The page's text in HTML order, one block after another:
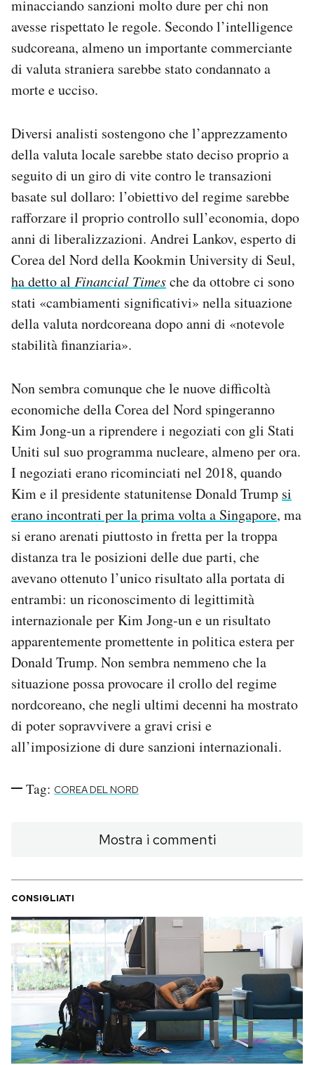
minacciando sanzioni molto dure per chi non
avesse rispettato le regole. Secondo l’intelligence
sudcoreana, almeno un importante commerciante
di valuta straniera sarebbe stato condannato a
morte e ucciso.
Diversi analisti sostengono che l’apprezzamento
della valuta locale sarebbe stato deciso proprio a
seguito di un giro di vite contro le transazioni
basate sul dollaro: l’obiettivo del regime sarebbe
rafforzare il proprio controllo sull’economia, dopo
anni di liberalizzazioni. Andrei Lankov, esperto di
Corea del Nord della Kookmin University di Seul,
ha detto al Financial Timesche da ottobre ci sono
stati «cambiamenti significativi» nella situazione
della valuta nordcoreana dopo anni di «notevole
stabilità finanziaria».
Non sembra comunque che le nuove difficoltà
economiche della Corea del Nord spingeranno
Kim Jong-un a riprendere i negoziati con gli Stati
Uniti sul suo programma nucleare, almeno per ora.
I negoziati erano ricominciati nel 2018, quando
Kim e il presidente statunitense Donald Trump si
erano incontrati per la prima volta a Singapore, ma
si erano arenati piuttosto in fretta per la troppa
distanza tra le posizioni delle due parti, che
avevano ottenuto l’unico risultato alla portata di
entrambi: un riconoscimento di legittimità
internazionale per Kim Jong-un e un risultato
apparentemente promettente in politica estera per
Donald Trump. Non sembra nemmeno che la
situazione possa provocare il crollo del regime
nordcoreano, che negli ultimi decenni ha mostrato
di poter sopravvivere a gravi crisi e
all’imposizione di dure sanzioni internazionali.
Tag: COREA DEL NORD
Mostra i commenti
CONSIGLIATI